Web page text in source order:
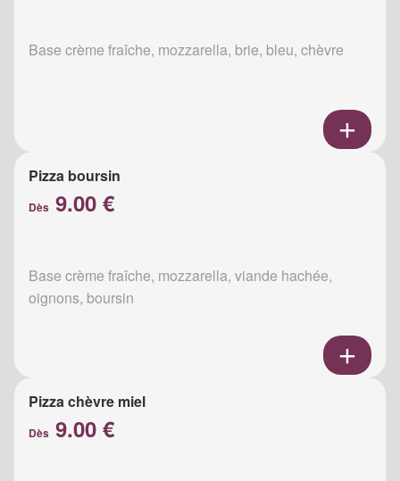
Base crème fraîche, mozzarella, brie, bleu, chèvre
Pizza boursin
Dès 9.00 €
Base crème fraîche, mozzarella, viande hachée,
oignons, boursin
Pizza chèvre miel
Dès 9.00 €